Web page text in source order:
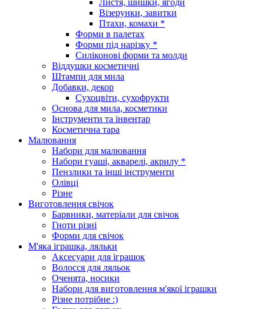
Візерунки, завитки
Птахи, комахи *
Форми в палетах
Форми під нарізку *
Силіконові форми та молди
Віддушки косметичні
Штампи для мила
Добавки, декор
Сухоцвіти, сухофрукти
Основа для мила, косметики
Інструменти та інвентар
Косметична тара
Малювання
Набори для малювання
Набори гуаші, акварелі, акрилу *
Пензлики та інші інструменти
Олівці
Різне
Виготовлення свічок
Барвники, матеріали для свічок
Гноти різні
Форми для свічок
М'яка іграшка, ляльки
Аксесуари для іграшок
Волосся для ляльок
Оченята, носики
Набори для виготовлення м'якої іграшки
Різне потрібне :)